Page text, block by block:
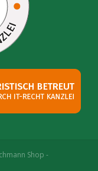
Shop -